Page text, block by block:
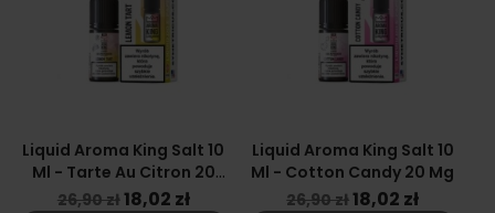
Liquid Aroma King Salt 10
Ml - Tarte Au Citron 20
Mg
26,90 zł18,02 zł
Liquid Aroma King Salt 10
Ml - Cotton Candy 20 Mg
26,90 zł18,02 zł